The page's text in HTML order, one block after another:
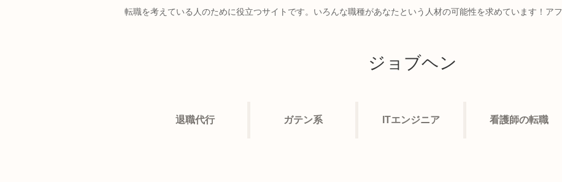
転職を考えている人のために役立つサイトです。いろんな職種があなたという人材の可能性を求めています！ア
ジョブヘン
退職代行 ガテン系 ITエンジニア 看護師の転職